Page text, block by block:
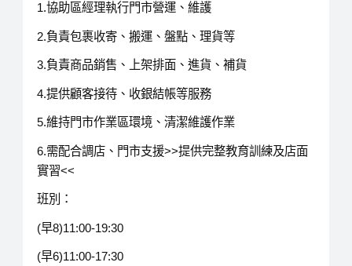
1.協助區經理執行門市營運、維護
2.負責包裹收寄、搬運、盤點、理貨等
3.負責商品銷售、上架排面、進貨、補貨
4.提供顧客接待、收銀結帳等服務
5.維持門市作業區環境、清潔維護作業
6.需配合調店、門市支援>>提供完整教育訓練及店面
實習<<
班別：
(早8)11:00-19:30
(早6)11:00-17:30